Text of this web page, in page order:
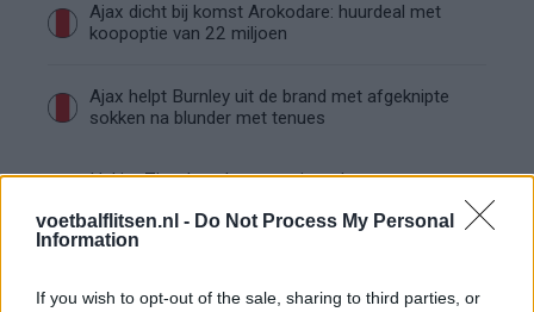
voetbalflitsen.nl - Do Not Process My Personal
Information
If you wish to opt-out of the sale, sharing to third parties, or
Ajax dicht bij komst Arokodare: huurdeal met
koopoptie van 22 miljoen
Ajax helpt Burnley uit de brand met afgeknipte
sokken na blunder met tenues
Hakim Ziyech verhuurt opnieuw luxe